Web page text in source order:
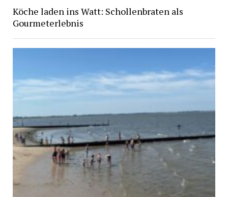
Köche laden ins Watt: Schollenbraten als
Gourmeterlebnis